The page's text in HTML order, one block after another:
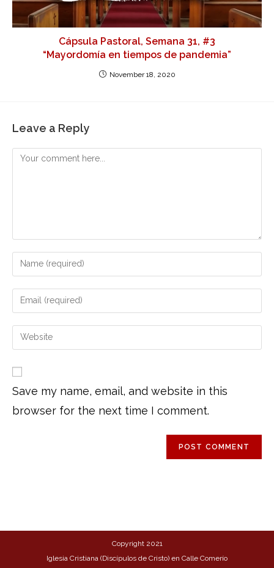
Cápsula Pastoral, Semana 31, #3
“Mayordomía en tiempos de pandemia”
November 18, 2020
Leave a Reply
Save my name, email, and website in this
browser for the next time I comment.
Copyright 2021
Iglesia Cristiana (Discípulos de Cristo) en Calle Comerío